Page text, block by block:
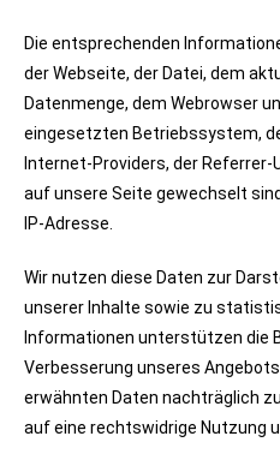
Die entsprechenden
der Webseite, der Datei, dem
Datenmenge, dem Webrowser
eingesetzten Betriebssystem,
Internet-Providers, der Referrer-
auf unsere Seite gewechselt
IP-Adresse.
Wir nutzen diese Daten zur
unserer Inhalte sowie zu
Informationen unterstützen die
Verbesserung unseres
erwähnten Daten nachträglich
auf eine rechtswidrige Nutzung